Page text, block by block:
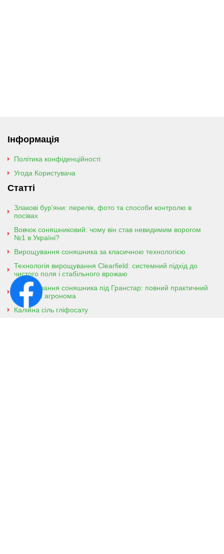
Інформація
Політика конфіденційності
Угода Користувача
Статті
Злакові бур’яни: перелік, фото та способи контролю в
посівах
Вовчок соняшниковий: чому він став невидимим ворогом
№1 в Україні?
Вирощування соняшника за класичною технологією
Технологія вирощування Clearfield: системний підхід до
чистого поля і стабільного врожаю
Вирощування соняшника під Гранстар: повний практичний
гайд для агронома
Калійна сіль гліфосату